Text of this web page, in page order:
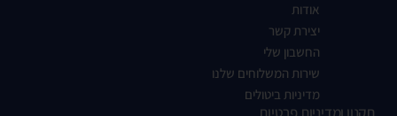
אודות
יצירת קשר
החשבון שלי
שירות המשלוחים שלנו
מדיניות ביטולים